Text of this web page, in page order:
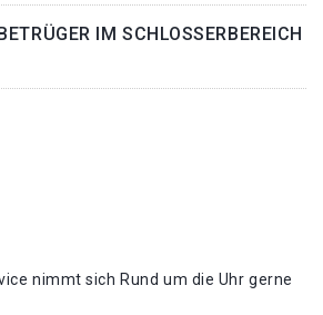
IM SCHLOSSERBEREICH
nimmt sich Rund um die Uhr gerne